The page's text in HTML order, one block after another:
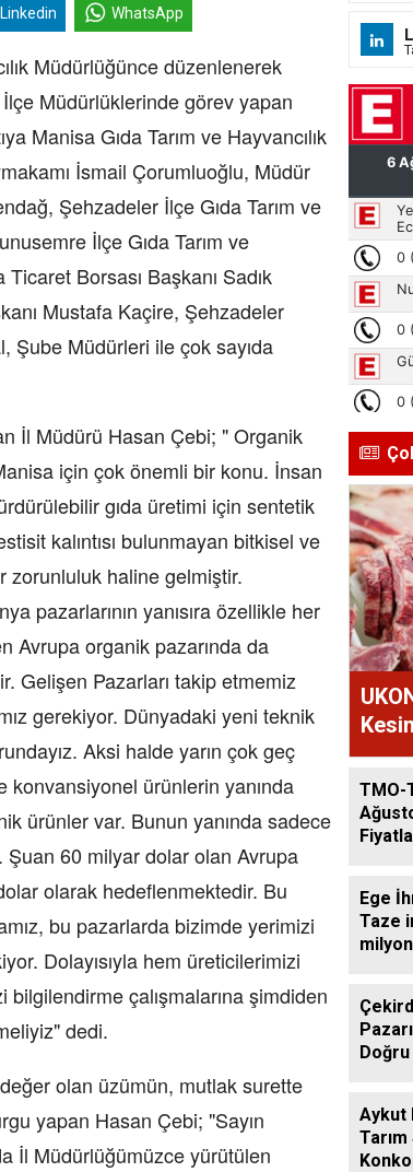
Linkedin WhatsApp
Müdürlüğünce düzenlenerek
İlçe Müdürlüklerinde görev yapan
Manisa Gıda Tarım ve Hayvancılık
İsmail Çorumluoğlu, Müdür
Şehzadeler İlçe Gıda Tarım ve
İlçe Gıda Tarım ve
Borsası Başkanı Sadık
Mustafa Kaçire, Şehzadeler
Şube Müdürleri ile çok sayıda
İl Müdürü Hasan Çebi; " Organik
için çok önemli bir konu. İnsan
gıda üretimi için sentetik
kalıntısı bulunmayan bitkisel ve
zorunluluk haline gelmiştir.
pazarlarının yanısıra özellikle her
Avrupa organik pazarında da
Gelişen Pazarları takip etmemiz
gerekiyor. Dünyadaki yeni teknik
Aksi halde yarın çok geç
ürünlerin yanında
ürünler var. Bunun yanında sadece
Şuan 60 milyar dolar olan Avrupa
olarak hedeflenmektedir. Bu
bu pazarlarda bizimde yerimizi
Dolayısıyla hem üreticilerimizi
çalışmalarına şimdiden
dedi.
olan üzümün, mutlak surette
yapan Hasan Çebi; "Sayın
İl Müdürlüğümüzce yürütülen
TMO-
Ege
Taze
Aykut